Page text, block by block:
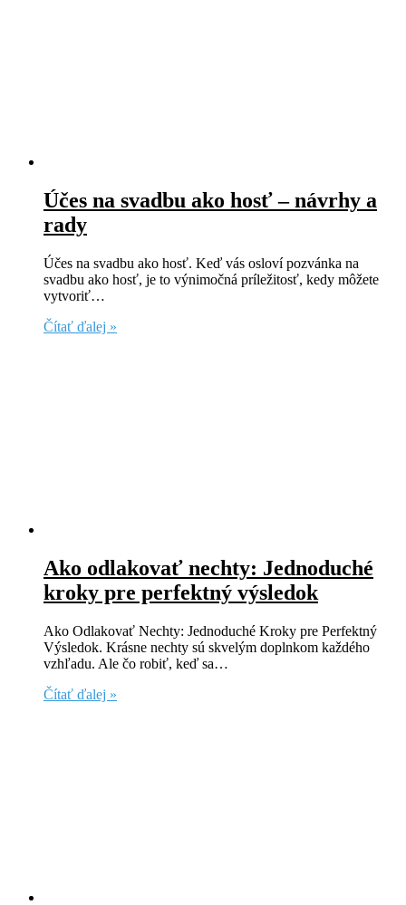
Účes na svadbu ako hosť – návrhy a
rady
Účes na svadbu ako hosť. Keď vás osloví pozvánka na
svadbu ako hosť, je to výnimočná príležitosť, kedy môžete
vytvoriť…
Čítať ďalej »
Ako odlakovať nechty: Jednoduché
kroky pre perfektný výsledok
Ako Odlakovať Nechty: Jednoduché Kroky pre Perfektný
Výsledok. Krásne nechty sú skvelým doplnkom každého
vzhľadu. Ale čo robiť, keď sa…
Čítať ďalej »